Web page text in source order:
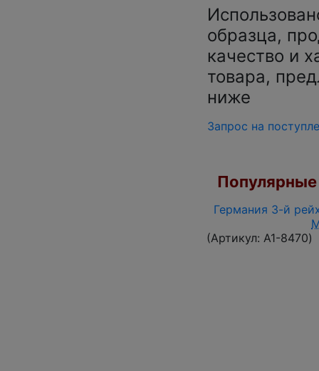
образца,
качество и
товара,
ниже
Запрос на
Германия 3-й
(Артикул: A1-8470)